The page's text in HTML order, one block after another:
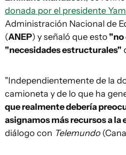
donada por el presidente
Administración Nacional de
(ANEP) y señaló que esto "no
"necesidades estructurales"
"Independientemente de la
camioneta y de lo que ha
que realmente debería
asignamos más recursos a la
diálogo con Telemundo